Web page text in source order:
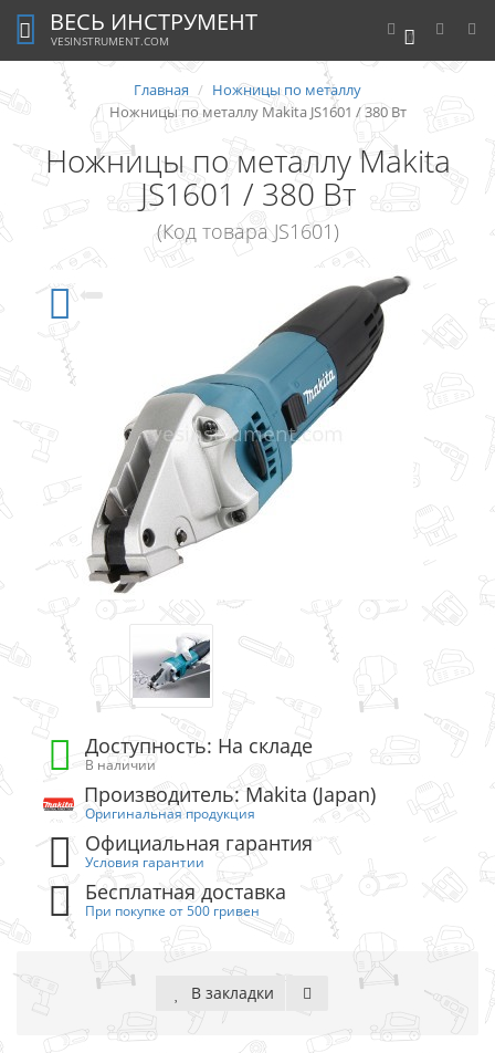
0
ВЕСЬ ИНСТРУМЕНТ
VESINSTRUMENT.COM
Главная
Ножницы по металлу
Ножницы по металлу Makita JS1601 / 380 Вт
Ножницы по металлу Makita
JS1601 / 380 Вт
(Код товара JS1601)
Доступность: На складе
В наличии
Производитель: Makita (Japan)
Оригинальная продукция
Официальная гарантия
Условия гарантии
Бесплатная доставка
При покупке от 500 гривен
В закладки